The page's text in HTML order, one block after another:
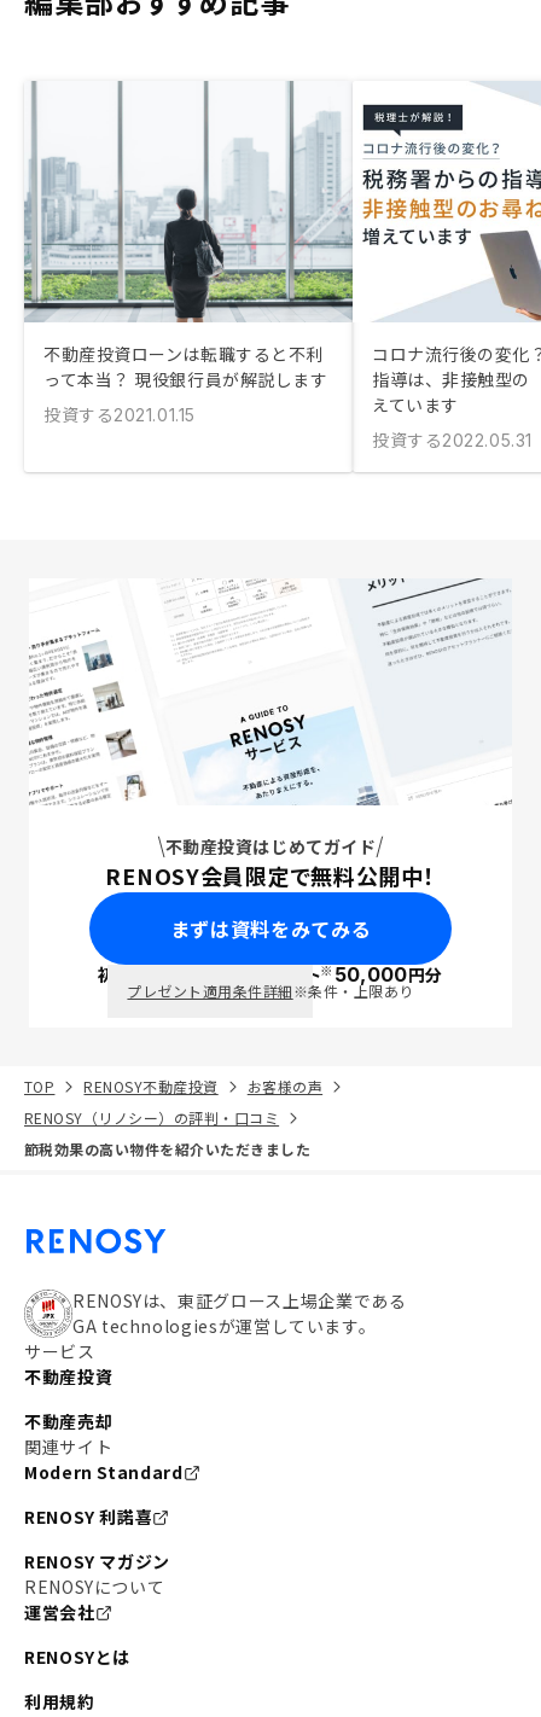
不動産投資ローンは転職すると不利
って本当？ 現役銀行員が解説します
投資する2021.01.15
コロナ流行後の変化
指導は、非接触型の
えています
投資する2022.05.31
不動産投資はじめてガイド
RENOSY会員限定で無料公開中！
まずは資料をみてみる
初回面談で ポイント※50,000円分
プレゼント適用条件詳細※条件・上限あり
TOP RENOSY不動産投資
お客様の声
RENOSY（リノシー）の評判・口コミ
節税効果の高い物件を紹介いただきました
RENOSYは、東証グロース上場企業である
GA technologiesが運営しています。
サービス
不動産投資
不動産売却
関連サイト
Modern Standard
RENOSY 利諾喜
RENOSY マガジン
RENOSYについて
運営会社
RENOSYとは
利用規約